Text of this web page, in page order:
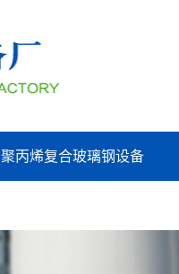
聚丙烯复合玻璃钢设备